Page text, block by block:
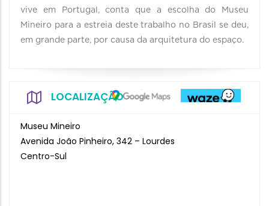
vive em Portugal, conta que a escolha do Museu
Mineiro para a estreia deste trabalho no Brasil se deu,
em grande parte, por causa da arquitetura do espaço.
LOCALIZAÇÃO
Museu Mineiro
Avenida João Pinheiro, 342 – Lourdes
Centro-Sul